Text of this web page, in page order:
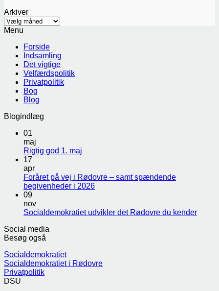
Arkiver
Arkiver
Menu
Forside
Indsamling
Det vigtige
Velfærdspolitik
Privatpolitik
Bog
Blog
Blogindlæg
01
maj
Rigtig god 1. maj
17
apr
Foråret på vej i Rødovre – samt spændende
begivenheder i 2026
09
nov
Socialdemokratiet udvikler det Rødovre du kender
Social media
Besøg også
Socialdemokratiet
Socialdemokratiet i Rødovre
Privatpolitik
DSU